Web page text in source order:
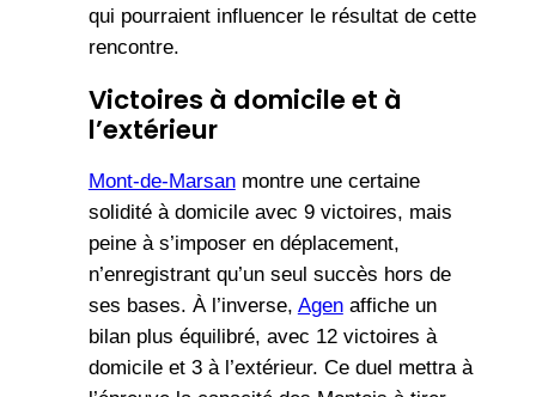
qui pourraient influencer le résultat de cette
rencontre.
Victoires à domicile et à
l’extérieur
Mont-de-Marsanmontre une certaine
solidité à domicile avec 9 victoires, mais
peine à s’imposer en déplacement,
n’enregistrant qu’un seul succès hors de
ses bases. À l’inverse, Agenaffiche un
bilan plus équilibré, avec 12 victoires à
domicile et 3 à l’extérieur. Ce duel mettra à